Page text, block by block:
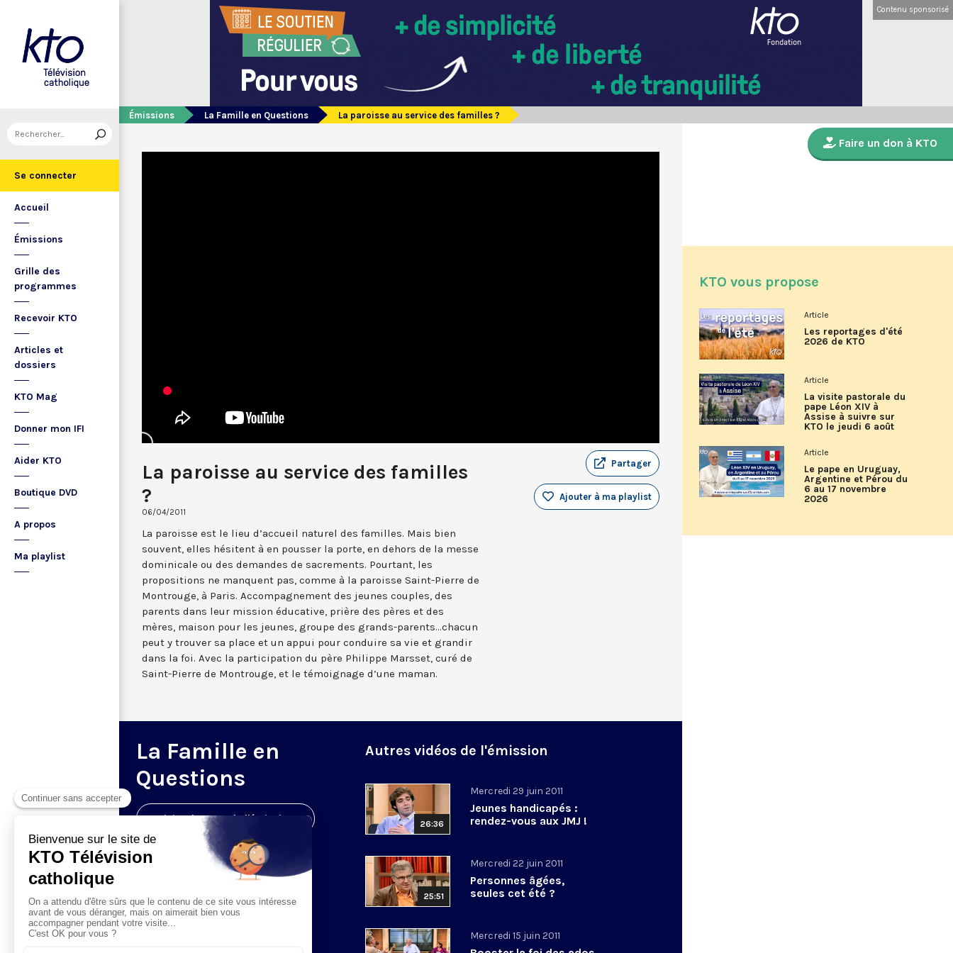
Se connecter
Accueil
Émissions
Grille des
programmes
Recevoir KTO
Articles et
dossiers
KTO Mag
Donner mon IFI
Aider KTO
Boutique DVD
A propos
Ma playlist
Contenu sponsorisé
Émissions La Famille en Questions La paroisse au service des familles ?
La paroisse au service des familles
?
06/04/2011
Partager
Ajouter à ma playlist
La paroisse est le lieu d’accueil naturel des familles. Mais bien
souvent, elles hésitent à en pousser la porte, en dehors de la messe
dominicale ou des demandes de sacrements. Pourtant, les
propositions ne manquent pas, comme à la paroisse Saint-Pierre de
Montrouge, à Paris. Accompagnement des jeunes couples, des
parents dans leur mission éducative, prière des pères et des
mères, maison pour les jeunes, groupe des grands-parents...chacun
peut y trouver sa place et un appui pour conduire sa vie et grandir
dans la foi. Avec la participation du père Philippe Marsset, curé de
Saint-Pierre de Montrouge, et le témoignage d’une maman.
La Famille en
Questions
Visiter la page de l'émission
Autres vidéos de l'émission
26:36
Mercredi 29 juin 2011
Jeunes handicapés :
rendez-vous aux JMJ !
25:51
Mercredi 22 juin 2011
Personnes âgées,
seules cet été ?
Mercredi 15 juin 2011
Faire un don à KTO
KTO vous propose
Article
Les reportages d'été
2026 de KTO
Article
La visite pastorale du
pape Léon XIV à
Assise à suivre sur
KTO le jeudi 6 août
Article
Le pape en Uruguay,
Argentine et Pérou du
6 au 17 novembre
2026